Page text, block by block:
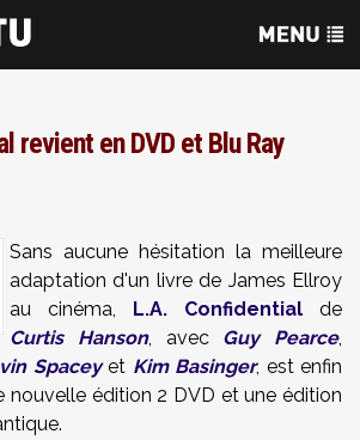
revient en DVD et Blu Ray
Sans aucune hésitation la meilleure
adaptation d'un livre de James Ellroy
au cinéma, L.A. Confidential de
Curtis Hanson, avec Guy Pearce,
Spaceyet Kim Basinger, est enfin
nouvelle édition 2 DVD et une édition